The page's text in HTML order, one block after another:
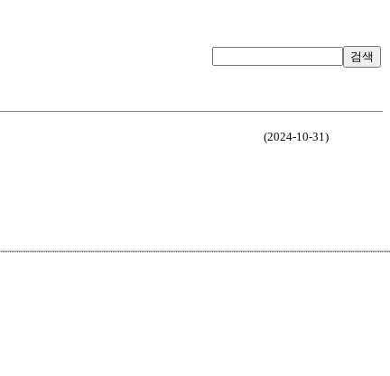
검색
(2024-10-31)